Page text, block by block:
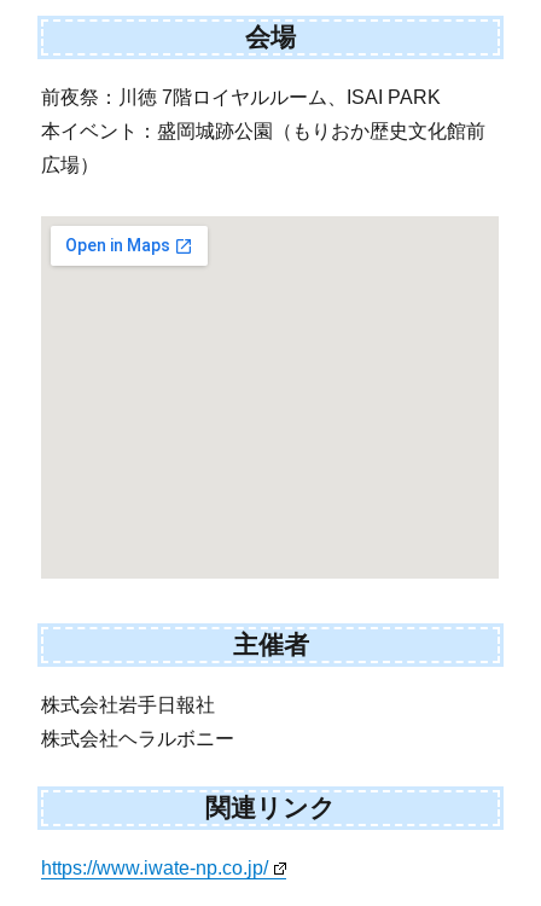
会場
前夜祭：川徳 7階ロイヤルルーム、ISAI PARK
本イベント：盛岡城跡公園（もりおか歴史文化館前
広場）
主催者
株式会社岩手日報社
株式会社ヘラルボニー
関連リンク
https://www.iwate-np.co.jp/